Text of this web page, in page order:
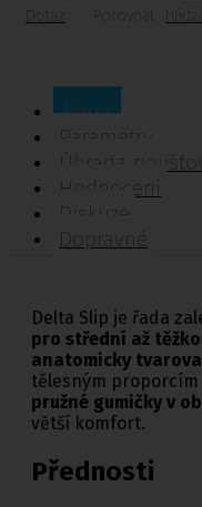
Dotaz Porovnat
Popis
Parametry
Úhrada
Hodnocení
Diskuze
Dopravné
Delta Slip je řada
pro střední až
anatomicky
tělesným proporcím
pružné gumičky v
větší komfort.
Přednosti